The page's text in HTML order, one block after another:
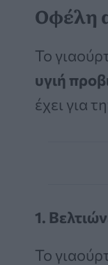
Οφέλη
Το
υγιή
έχει για
1.
Το